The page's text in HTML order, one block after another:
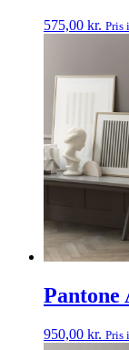
575,00 kr. Pris
Pantone
950,00 kr. Pris